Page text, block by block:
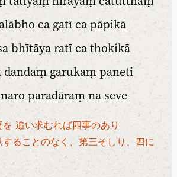
ca gatī ca pāpikā
bhītāya ratī ca thokikā
dandaṃ garukaṃ paneti
paradāraṃ na seve
追い求むれば四事のあり
ることのなく、第三そしり、四に